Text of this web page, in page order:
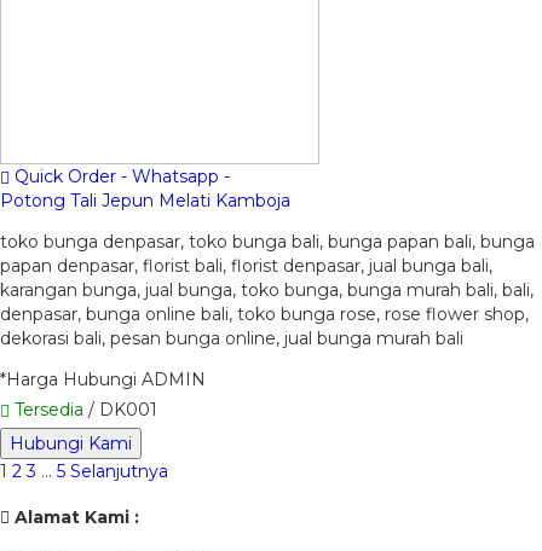
Quick Order - Whatsapp -
Potong Tali Jepun Melati Kamboja
toko bunga denpasar, toko bunga bali, bunga papan bali, bunga
papan denpasar, florist bali, florist denpasar, jual bunga bali,
karangan bunga, jual bunga, toko bunga, bunga murah bali, bali,
denpasar, bunga online bali, toko bunga rose, rose flower shop,
dekorasi bali, pesan bunga online, jual bunga murah bali
*Harga Hubungi ADMIN
Tersedia / DK001
Hubungi Kami
1 2 3 … 5 Selanjutnya
Alamat Kami :